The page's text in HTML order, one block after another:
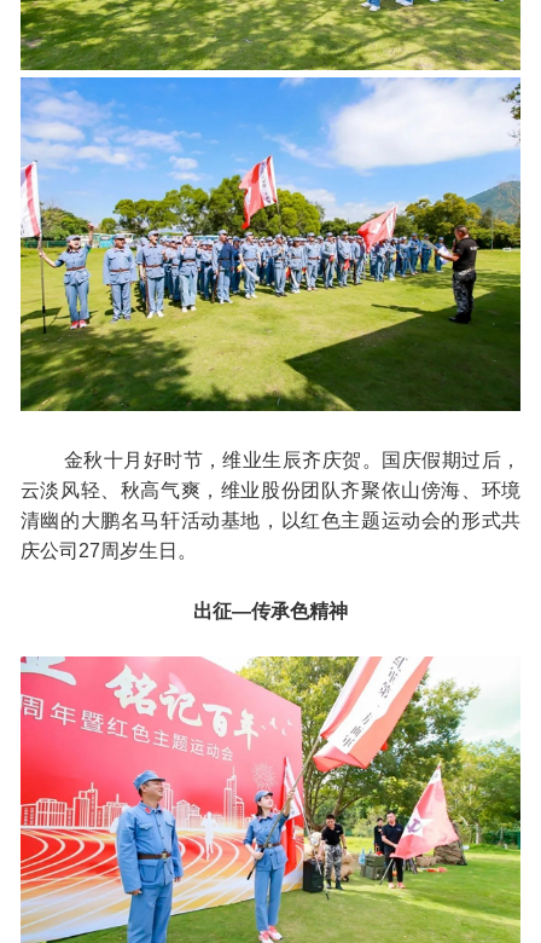
金秋十月好时节，维业生辰齐庆贺。国庆假期过后，
云淡风轻、秋高气爽，维业股份团队齐聚依山傍海、环境
清幽的大鹏名马轩活动基地，以红色主题运动会的形式共
庆公司27周岁生日。
出征—传承色精神